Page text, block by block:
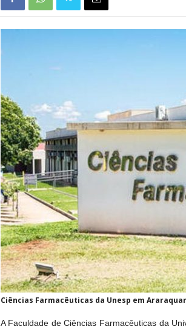
Ciências Farmacêuticas da Unesp em
A Faculdade de Ciências Farmacêuticas da